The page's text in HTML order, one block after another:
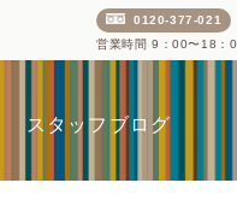
0120-377-021
営業時間 9：00〜18：
スタッフブログ